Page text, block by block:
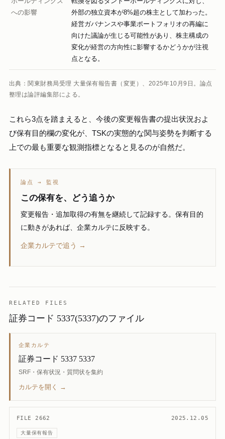
への影響
外部の独立資本が8%超の株主として加わった。
経営ガバナンスや事業ポートフォリオの再編に
向けた議論が生じる可能性があり、株主構成の
変化が経営の方向性に影響するかどうかが注視
点となる。
出典：関東財務局受理 大量保有報告書（変更）、2025年10月9日。論点
整理は論評編集部による。
これら3点を踏まえると、今後の変更報告書の提出状況およ
び保有目的欄の変化が、TSKの実態的な関与姿勢を判断する
上での最も重要な観測指標となると見るのが自然だ。
論点 → 監視
この保有を、どう追うか
変更報告・追加取得の有無を継続して記録する。保有目的
に動きがあれば、企業カルテに反映する。
企業カルテで追う →
RELATED FILES
証券コード 5337(5337)のファイル
企業カルテ
証券コード 5337 5337
SRF・保有状況・質問状を集約
カルテを開く →
FILE 2662 2025.12.05
大量保有報告